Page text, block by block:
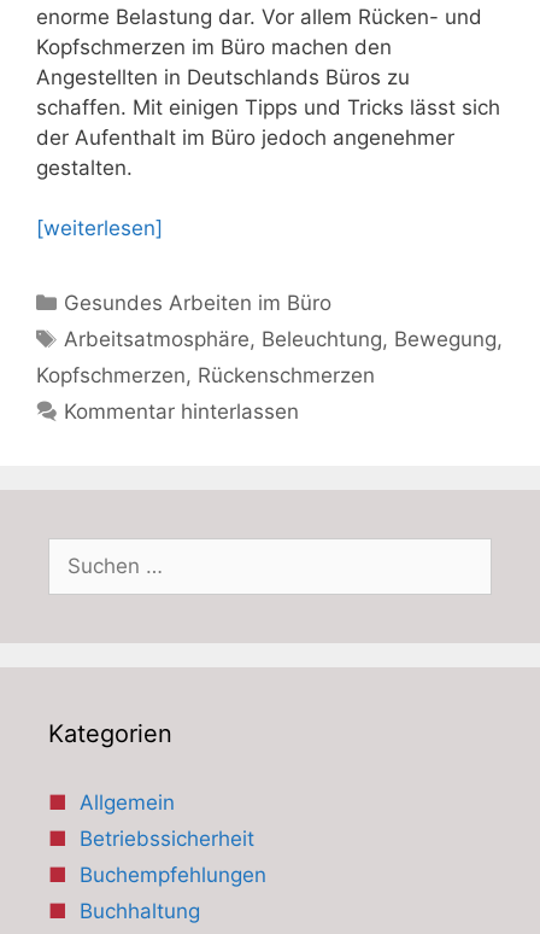
enorme Belastung dar. Vor allem Rücken- und
Kopfschmerzen im Büro machen den
Angestellten in Deutschlands Büros zu
schaffen. Mit einigen Tipps und Tricks lässt sich
der Aufenthalt im Büro jedoch angenehmer
gestalten.
[weiterlesen]
Kategorien
Gesundes Arbeiten im Büro
Schlagwörter
Arbeitsatmosphäre, Beleuchtung, Bewegung,
Kopfschmerzen, Rückenschmerzen
Kommentar hinterlassen
Suchen
nach:
Kategorien
Allgemein
Betriebssicherheit
Buchempfehlungen
Buchhaltung